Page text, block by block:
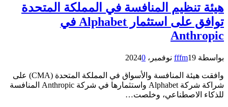
هيئة تنظيم المنافسة في المملكة المتحدة
توافق على استثمار Alphabet في
Anthropic
بواسطة fffm19 نوفمبر، 2024 0
وافقت هيئة المنافسة والأسواق في المملكة المتحدة (CMA) على
شراكة شركة Alphabet واستثمارها في شركة Anthropic المنافسة
للذكاء الاصطناعي، وخلصت…